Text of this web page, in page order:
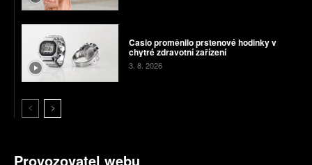
Casio proměnilo prstenové hodinky v
chytré zdravotní zařízení
3. 8. 2026
Provozovatel webu